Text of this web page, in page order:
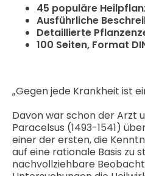
45 populäre
Ausführliche
Detaillierte
100 Seiten, Format
„Gegen jede Krankheit ist
Davon war schon der Arzt
Paracelsus (1493-1541)
einer der ersten, die
auf eine rationale Basis zu
nachvollziehbare